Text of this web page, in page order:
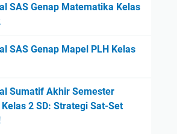
SAS Genap Matematika Kelas
SAS Genap Mapel PLH Kelas
Sumatif Akhir Semester
2 SD: Strategi Sat-Set